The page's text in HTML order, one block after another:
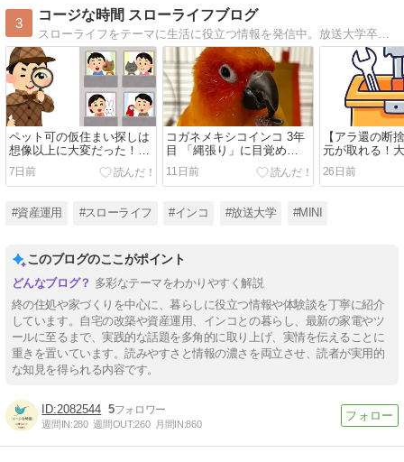
3
コージな時間 スローライフブログ
スローライフをテーマに生活に役立つ情報を発信中。放送大学卒業生|インコ好き｜多趣味
ペット可の仮住まい探しは
想像以上に大変だった！｜
アラ還夫婦の家づくり
7日前
コガネメキシコインコ 3年
目 「縄張り」に目覚め
る！！
11日前
【アラ還の断
元が取れる！
解体した神工
26日前
#資産運用 #スローライフ #インコ #放送大学 #MINI
このブログのここがポイント
多彩なテーマをわかりやすく解説
終の住処や家づくりを中心に、暮らしに役立つ情報や体験談を丁寧に紹介
しています。自宅の改築や資産運用、インコとの暮らし、最新の家電やツ
ールに至るまで、実践的な話題を多角的に取り上げ、実情を伝えることに
重きを置いています。読みやすさと情報の濃さを両立させ、読者が実用的
な知見を得られる内容です。
2082544 5
週間IN:280 週間OUT:260 月間IN:860